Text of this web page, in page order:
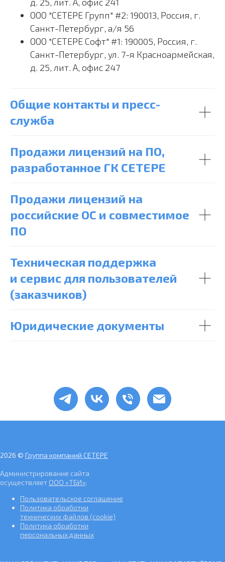
ООО "СЕТЕРЕ Групп" #2: 190013, Россия, г.
Санкт-Петербург, а/я 56
ООО "СЕТЕРЕ Софт" #1: 190005, Россия, г.
Санкт-Петербург, ул. 7-я Красноармейская,
д. 25, лит. А, офис 247
Общие контакты и пресс-
служба
Продажи лицензий на ПО,
разработанное ГК СЕТЕРЕ
Продажи лицензий на
российские ОС и совместимое
ПО
Техническая поддержка
и сервис для пользователей
(заказчиков)
Юридические документы
2026 © Группа компаний СЕТЕРЕ
Администрирование сайта
осуществляет ООО «ТБИ»:
Пользовательское соглашение
Политика обработки
технических файлов (cookie)
Политика обработки
персональных данных